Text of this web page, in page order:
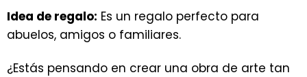
Idea de regalo: Es un regalo perfecto para
abuelos, amigos o familiares.
¿Estás pensando en crear una obra de arte tan